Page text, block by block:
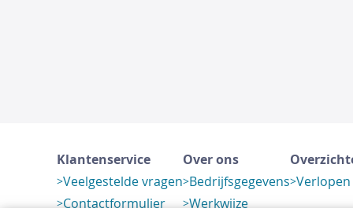
Klantenservice
Veelgestelde vragen
Contactformulier
Over ons
Bedrijfsgegevens
Werkwijze